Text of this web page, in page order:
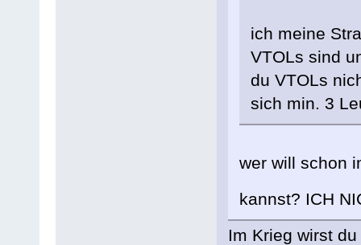
ich meine
VTOLs sind
du VTOLs
sich min. 3
wer will schon
kannst? ICH
Im Krieg wirst